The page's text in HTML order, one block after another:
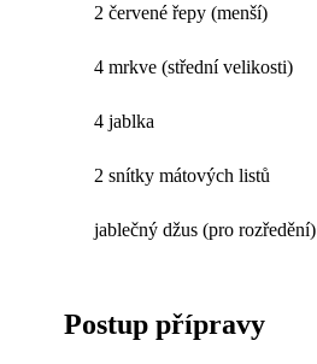
2 červené řepy (menší)
4 mrkve (střední velikosti)
4 jablka
2 snítky mátových listů
jablečný džus (pro rozředění)
Postup přípravy